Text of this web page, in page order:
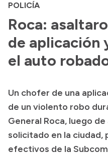
Referentes de prensa
Archivo de noticias
Transparencia
Boletín Oficial
Compras y licitaciones
Consulta de
Consulta de pago a
POLICÍA
Roca:
de aplicación
el auto
Un chofer de una
de un violento robo
General Roca, luego
solicitado en la
efectivos de la